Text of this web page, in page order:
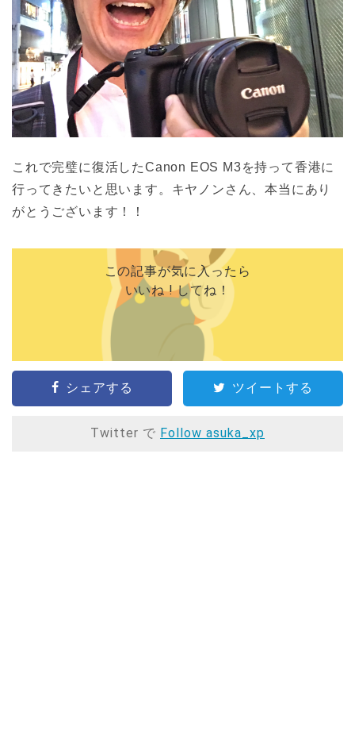
これで完璧に復活したCanon EOS M3を持って香港に
行ってきたいと思います。キヤノンさん、本当にあり
がとうございます！！
この記事が気に入ったら
いいね ! してね！
シェアする ツイートする
Twitter で Follow asuka_xp